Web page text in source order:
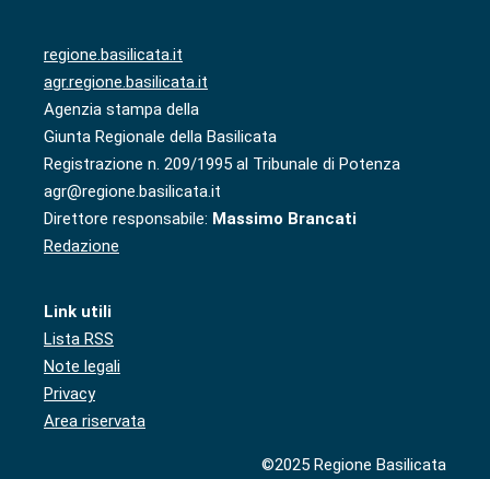
regione.basilicata.it
agr.regione.basilicata.it
Agenzia stampa della
Giunta Regionale della Basilicata
Registrazione n. 209/1995 al Tribunale di Potenza
agr@regione.basilicata.it
Direttore responsabile: Massimo Brancati
Redazione
Link utili
Lista RSS
Note legali
Privacy
Area riservata
©2025 Regione Basilicata